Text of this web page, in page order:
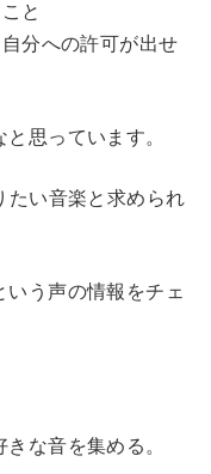
と
分への許可が出せ
思っています。
たい音楽と求められ
う声の情報をチェ
な音を集める。